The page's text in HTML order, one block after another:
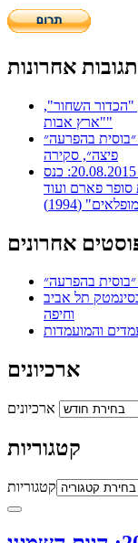
תגובות אחרונות
לבוא", "הכדור השחור",
"ארץ אבות"
פיצה״, סקירה
נגנז בגנזך 20.08.2015: כנס D23, החלפת מזוזות מול רופאי אליל,
פארם ועוד
(1994)
אחרונים
תל אביב
וחיפה
ארכיונים
ארכיונים
קטגוריות
קטגוריות